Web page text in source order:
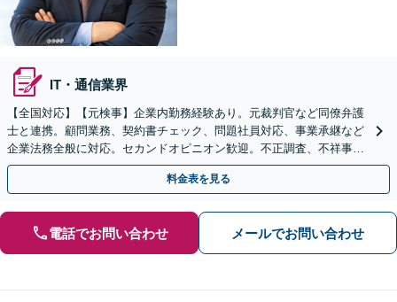
IT・通信業界
【全国対応】【元検事】企業内勤務経験あり。元裁判官など同僚弁護
士と連携。顧問業務、契約書チェック、問題社員対応、事業承継など
企業法務全般に対応。セカンドオピニオン歓迎。不正調査、不祥事や
ハラスメントの対応・予防にも実績。事業を守り成長支援。
料金表を見る
電話でお問い合わせ メールでお問い合わせ